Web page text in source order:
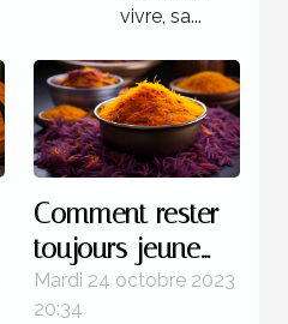
vivre, sa...
Comment rester
toujours jeune
grâce au safran ?
Mardi 24 octobre 2023
20:34